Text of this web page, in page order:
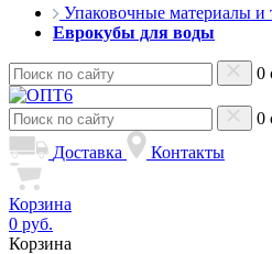
Упаковочные материалы и
Еврокубы для воды
0
0
Доставка
Контакты
Корзина
0 руб.
Корзина